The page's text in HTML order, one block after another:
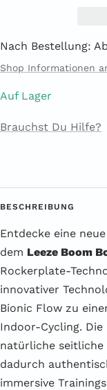
Nach Bestellung:
Shop Informationen
Auf Lager
Brauchst Du Hilfe?
BESCHREIBUNG
Entdecke eine
dem Leeze Boom
Rockerplate-
innovativer
Bionic Flow zu
Indoor-Cycling.
natürliche seitliche
dadurch
immersive